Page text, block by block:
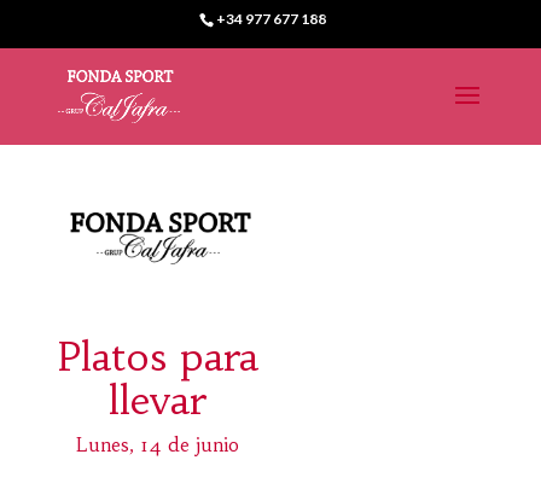
+34 977 677 188
Platos para
llevar
Lunes, 14 de junio